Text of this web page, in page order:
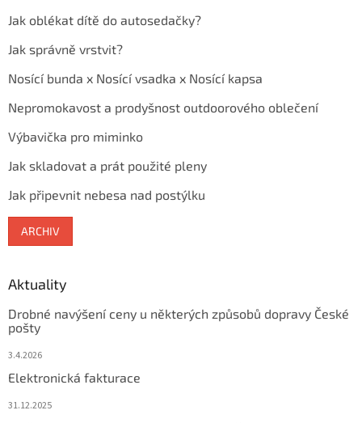
Jak oblékat dítě do autosedačky?
Jak správně vrstvit?
Nosící bunda x Nosící vsadka x Nosící kapsa
Nepromokavost a prodyšnost outdoorového oblečení
Výbavička pro miminko
Jak skladovat a prát použité pleny
Jak připevnit nebesa nad postýlku
ARCHIV
Aktuality
Drobné navýšení ceny u některých způsobů dopravy České
pošty
3.4.2026
Elektronická fakturace
31.12.2025